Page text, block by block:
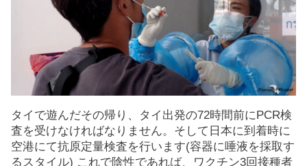
タイで遊んだその帰り、タイ出発の72時間前にPCR検
査を受けなければなりません。そして日本に到着時に
空港にて抗原定量検査を行います(容器に唾液を採取す
るスタイル) これで陰性であれば、ワクチン3回接種者